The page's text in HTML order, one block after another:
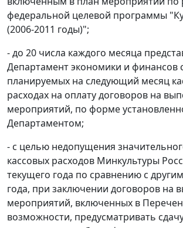
федеральной целевой программы
(2006-2011 годы)";
- до 20 числа каждого месяца
Департамент экономики и финансов
планируемых на следующий месяц
расходах на оплату договоров на
мероприятий, по форме
Департаментом;
- с целью недопущения
кассовых расходов Минкультуры
текущего года по сравнению с
года, при заключении договоров на
мероприятий, включенных в
возможности, предусматривать